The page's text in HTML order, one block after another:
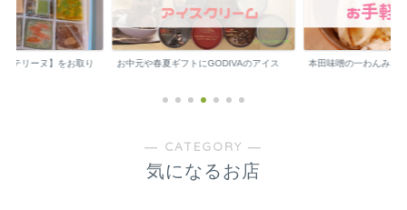
テリーヌ】をお取り お中元や春夏ギフトにGODIVAのアイス 本田味噌の一わんみそ
― CATEGORY ―
気になるお店